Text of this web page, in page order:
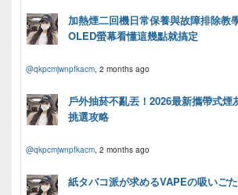
加熱煙二回機日常保養與故障排除教
OLED螢幕看懂這幾點就搞定
@qkpcmjwnpfkacm , 2 months ago
戶外抽菸不亂丟！2026最新攜帶式煙
挑選攻略
@qkpcmjwnpfkacm , 2 months ago
紙タバコ派が求めるVAPEの吸いご